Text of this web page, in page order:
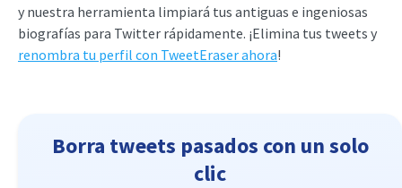
y nuestra herramienta limpiará tus antiguas e ingeniosas
biografías para Twitter rápidamente. ¡Elimina tus tweets y
renombra tu perfil con TweetEraser ahora!
Borra tweets pasados con un solo
clic